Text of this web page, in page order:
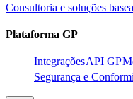
Consultoria e soluções
Plataforma GP​​
Integrações​​API GP​​
Segurança e